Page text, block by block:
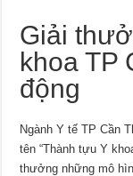
Giải
khoa TP
động
Ngành Y tế TP Cần
tên “Thành tựu Y
thưởng những mô